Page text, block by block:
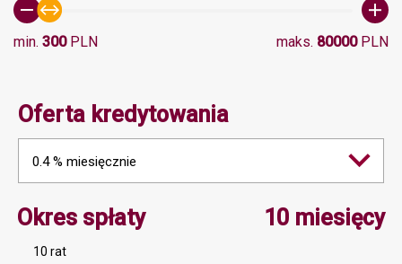
min. 300PLN maks. 80000PLN
Oferta kredytowania
0.4 % miesięcznie
Okres spłatyMinimalna wartość 10,
10 miesięcy
10 rat